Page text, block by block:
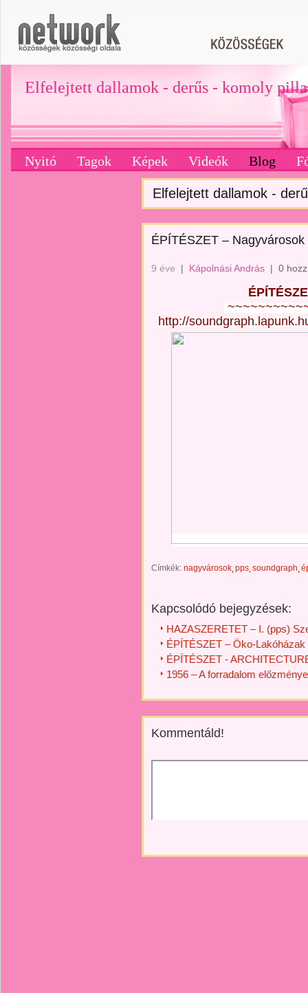
Elfelejtett dallamok - derűs - komoly
Nyitó Tagok Képek Videók Blog
Elfelejtett dallamok -
ÉPÍTÉSZET – Nagyvárosok
9 éve | Kápolnási András | 0
http://
Címkék: nagyvárosok pps soundgraph
Kapcsolódó bejegyzések:
HAZASZERETET – I. (pps)
ÉPÍTÉSZET – Öko-Lakóházak
ÉPÍTÉSZET -
1956 – A forradalom
Kommentáld!